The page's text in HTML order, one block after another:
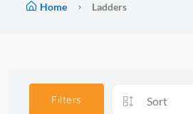
Home Ladders
Filters